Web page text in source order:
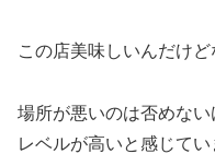
この店美味しいんだけど
場所が悪いのは否めな
レベルが高いと感じてい